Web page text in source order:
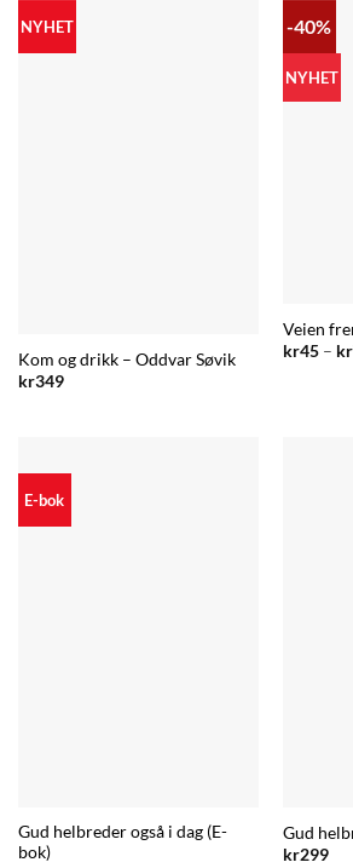
NYHET
Kom og drikk – Oddvar Søvik
kr349
-40%
NYHET
Veien
kr45 – kr
E-bok
Gud helbreder også i dag (E-
bok)
Gud
kr299